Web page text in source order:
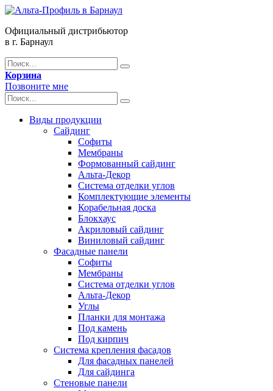
Официальный дистрибьютор
в г. Барнаул
Корзина
Позвоните мне
Виды продукции
Сайдинг
Софиты
Мембраны
Формованный сайдинг
Альта-Декор
Система отделки углов
Комплектующие элементы
Корабельная доска
Блокхаус
Акриловый сайдинг
Виниловый сайдинг
Фасадные панели
Софиты
Мембраны
Система отделки углов
Альта-Декор
Углы
Планки для монтажа
Под камень
Под кирпич
Система крепления фасадов
Для фасадных панелей
Для сайдинга
Стеновые панели